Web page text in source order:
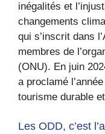
inégalités et
changements
qui s’inscrit dans
membres de
(ONU). En juin
a proclamé
tourisme durable
Les ODD, c’est